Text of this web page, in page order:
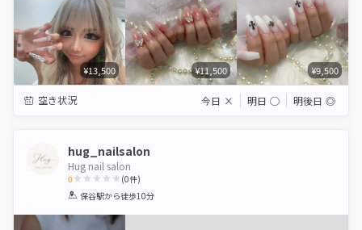
¥13,500 ¥11,500 ¥9,500
空き状況 今日 × 明日 ◯ 明後日 ◎
hug_nailsalon
Hug nail salon
0
1 2 3 4 5
(0件)
保谷駅から徒歩10分